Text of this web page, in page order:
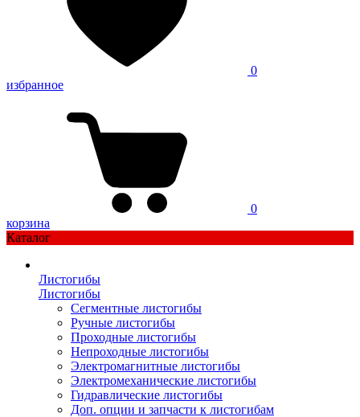
0
избранное
0
корзина
Каталог
Листогибы
Листогибы
Сегментные листогибы
Ручные листогибы
Проходные листогибы
Непроходные листогибы
Электромагнитные листогибы
Электромеханические листогибы
Гидравлические листогибы
Доп. опции и запчасти к листогибам